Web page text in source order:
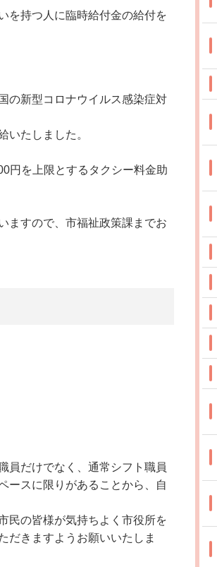
を持つ人に臨時給付金の給付を
の新型コロナウイルス感染症対
いたしました。
円を上限とするタクシー料金助
ますので、市福祉政策課までお
員だけでなく、通常シフト職員
ースに限りがあることから、自
民の皆様が気持ちよく市役所を
だきますようお願いいたしま